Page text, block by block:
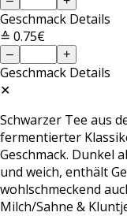
Geschmack Details
≙ 0.75€
– +
Geschmack Details
✕
Schwarzer Tee aus
fermentierter
Geschmack. Dunkel
und weich, enthält
wohlschmeckend
Milch/Sahne &